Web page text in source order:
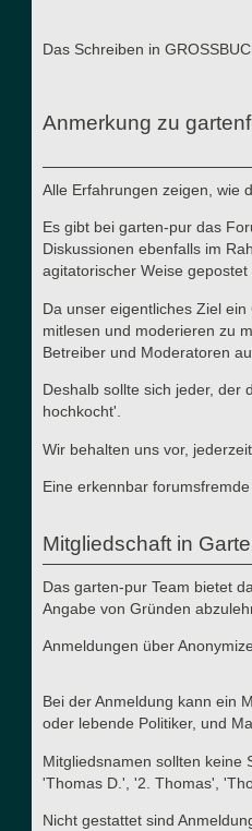
Das Schreiben in
Anmerkung zu
Alle Erfahrungen zeigen, wie
Es gibt bei garten-pur das
Diskussionen ebenfalls im
agitatorischer Weise gepostet
Da unser eigentliches Ziel
mitlesen und moderieren zu
Betreiber und Moderatoren
Deshalb sollte sich jeder, der
hochkocht'.
Wir behalten uns vor,
Eine erkennbar
Mitgliedschaft in
Das garten-pur Team bietet
Angabe von Gründen
Anmeldungen über
Bei der Anmeldung kann ein
oder lebende Politiker, und
Mitgliedsnamen sollten keine
'Thomas D.', '2. Thomas',
Nicht gestattet sind